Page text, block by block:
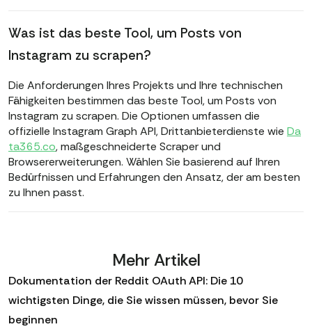
Was ist das beste Tool, um Posts von
Instagram zu scrapen?
Die Anforderungen Ihres Projekts und Ihre technischen
Fähigkeiten bestimmen das beste Tool, um Posts von
Instagram zu scrapen. Die Optionen umfassen die
offizielle Instagram Graph API, Drittanbieterdienste wie Da
ta365.co, maßgeschneiderte Scraper und
Browsererweiterungen. Wählen Sie basierend auf Ihren
Bedürfnissen und Erfahrungen den Ansatz, der am besten
zu Ihnen passt.
Mehr Artikel
Dokumentation der Reddit OAuth API: Die 10
wichtigsten Dinge, die Sie wissen müssen, bevor Sie
beginnen